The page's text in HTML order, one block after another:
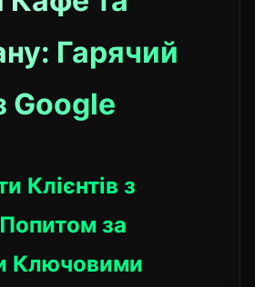
Гарячий
Google
Клієнтів з
за
Ключовими